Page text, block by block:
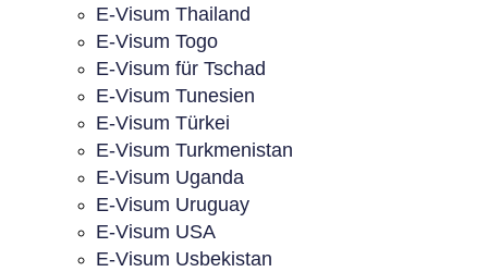
E-Visum Thailand
E-Visum Togo
E-Visum für Tschad
E-Visum Tunesien
E-Visum Türkei
E-Visum Turkmenistan
E-Visum Uganda
E-Visum Uruguay
E-Visum USA
E-Visum Usbekistan